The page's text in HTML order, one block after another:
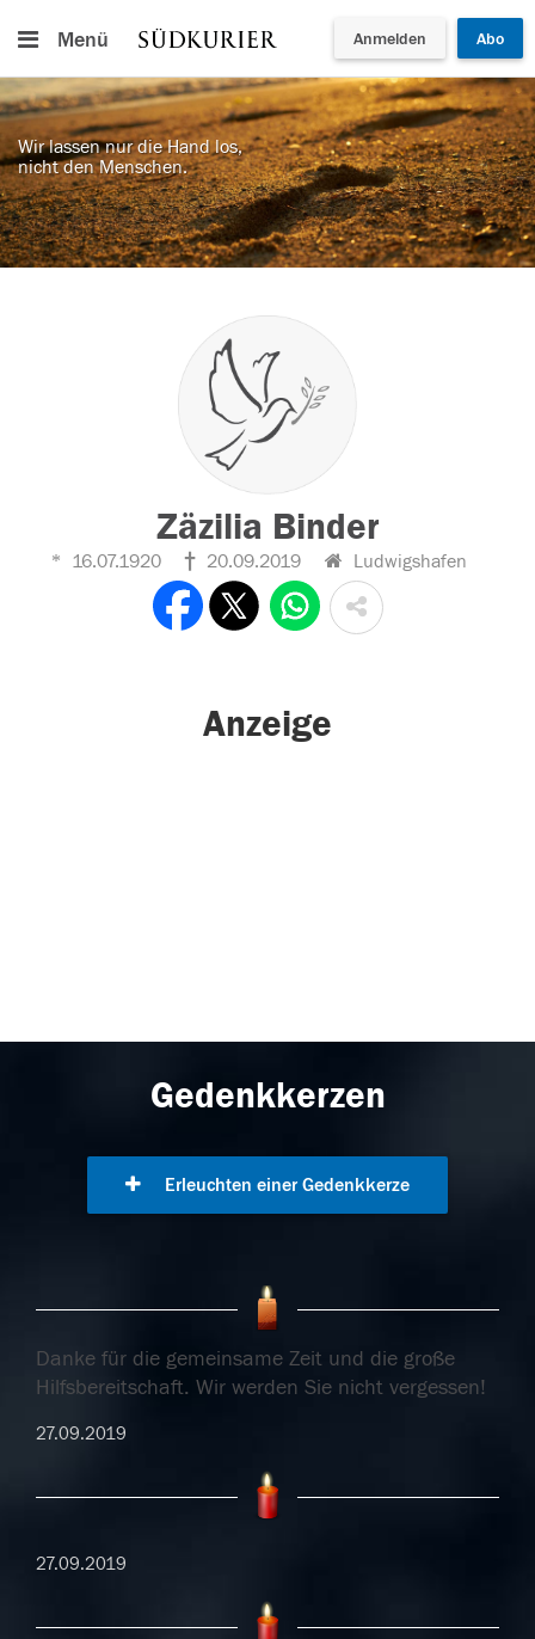
Menü Anmelden Abo
Wir lassen nur die Hand los,
nicht den Menschen.
Zäzilia Binder
16.07.1920 20.09.2019 Ludwigshafen
Anzeige
Gedenkkerzen
Erleuchten einer Gedenkkerze
Danke für die gemeinsame Zeit und die große
Hilfsbereitschaft. Wir werden Sie nicht vergessen!
27.09.2019
27.09.2019